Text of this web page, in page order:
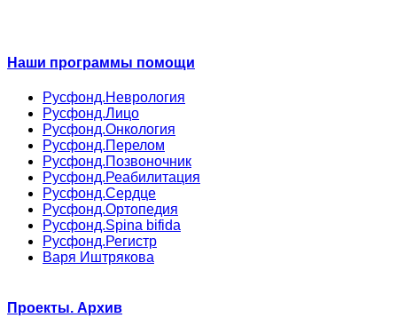
Наши программы помощи
Русфонд.Неврология
Русфонд.Лицо
Русфонд.Онкология
Русфонд.Перелом
Русфонд.Позвоночник
Русфонд.Реабилитация
Русфонд.Сердце
Русфонд.Ортопедия
Русфонд.Spina bifida
Русфонд.Регистр
Варя Иштрякова
Проекты. Архив